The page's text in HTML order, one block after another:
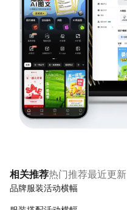
相关推荐热门推荐最近更新
品牌服装活动横幅